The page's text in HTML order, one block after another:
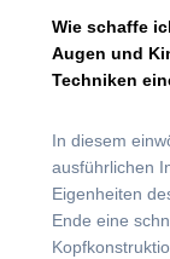
Wie schaffe
Augen und
Techniken
In diesem
ausführlichen
Eigenheiten
Ende eine